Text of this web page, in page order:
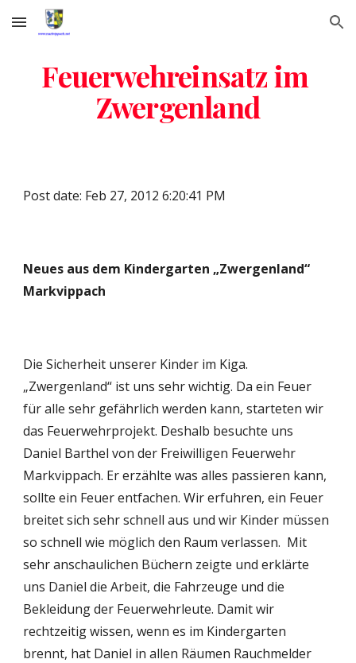
Skip to main content Skip to navigation
Feuerwehreinsatz im
Zwergenland
Post date: Feb 27, 2012 6:20:41 PM
Neues aus dem Kindergarten „Zwergenland“
Markvippach
Die Sicherheit unserer Kinder im Kiga.
„Zwergenland“ ist uns sehr wichtig. Da ein Feuer
für alle sehr gefährlich werden kann, starteten wir
das Feuerwehrprojekt. Deshalb besuchte uns
Daniel Barthel von der Freiwilligen Feuerwehr
Markvippach. Er erzählte was alles passieren kann,
sollte ein Feuer entfachen. Wir erfuhren, ein Feuer
breitet sich sehr schnell aus und wir Kinder müssen
so schnell wie möglich den Raum verlassen.  Mit
sehr anschaulichen Büchern zeigte und erklärte
uns Daniel die Arbeit, die Fahrzeuge und die
Bekleidung der Feuerwehrleute. Damit wir
rechtzeitig wissen, wenn es im Kindergarten
brennt, hat Daniel in allen Räumen Rauchmelder